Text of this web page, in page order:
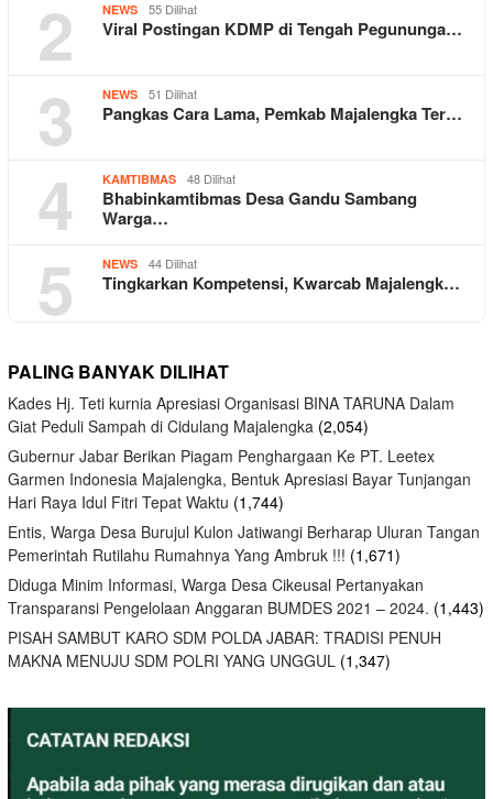
2 NEWS 55 Dilihat
Viral Postingan KDMP di Tengah Pegununga…
3 NEWS 51 Dilihat
Pangkas Cara Lama, Pemkab Majalengka Ter…
4 KAMTIBMAS 48 Dilihat
Bhabinkamtibmas Desa Gandu Sambang
Warga…
5 NEWS 44 Dilihat
Tingkarkan Kompetensi, Kwarcab Majalengk…
PALING BANYAK DILIHAT
Kades Hj. Teti kurnia Apresiasi Organisasi BINA TARUNA Dalam
Giat Peduli Sampah di Cidulang Majalengka (2,054)
Gubernur Jabar Berikan Piagam Penghargaan Ke PT. Leetex
Garmen Indonesia Majalengka, Bentuk Apresiasi Bayar Tunjangan
Hari Raya Idul Fitri Tepat Waktu (1,744)
Entis, Warga Desa Burujul Kulon Jatiwangi Berharap Uluran Tangan
Pemerintah Rutilahu Rumahnya Yang Ambruk !!! (1,671)
Diduga Minim Informasi, Warga Desa Cikeusal Pertanyakan
Transparansi Pengelolaan Anggaran BUMDES 2021 – 2024. (1,443)
PISAH SAMBUT KARO SDM POLDA JABAR: TRADISI PENUH
MAKNA MENUJU SDM POLRI YANG UNGGUL (1,347)